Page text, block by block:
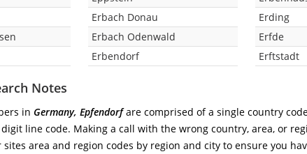
Erbach Donau
Erbach Odenwald
Erbendorf
Erding
Erfde
Erftstadt
Notes
in Germany, Epfendorfare comprised of a single country
line code. Making a call with the wrong country, area, or
sites area and region codes by region and city to ensure you